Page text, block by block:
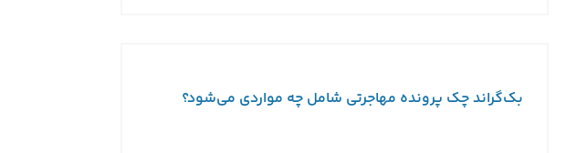
بک‌گراند چک پرونده مهاجرتی شامل چه مواردی می‌شود؟